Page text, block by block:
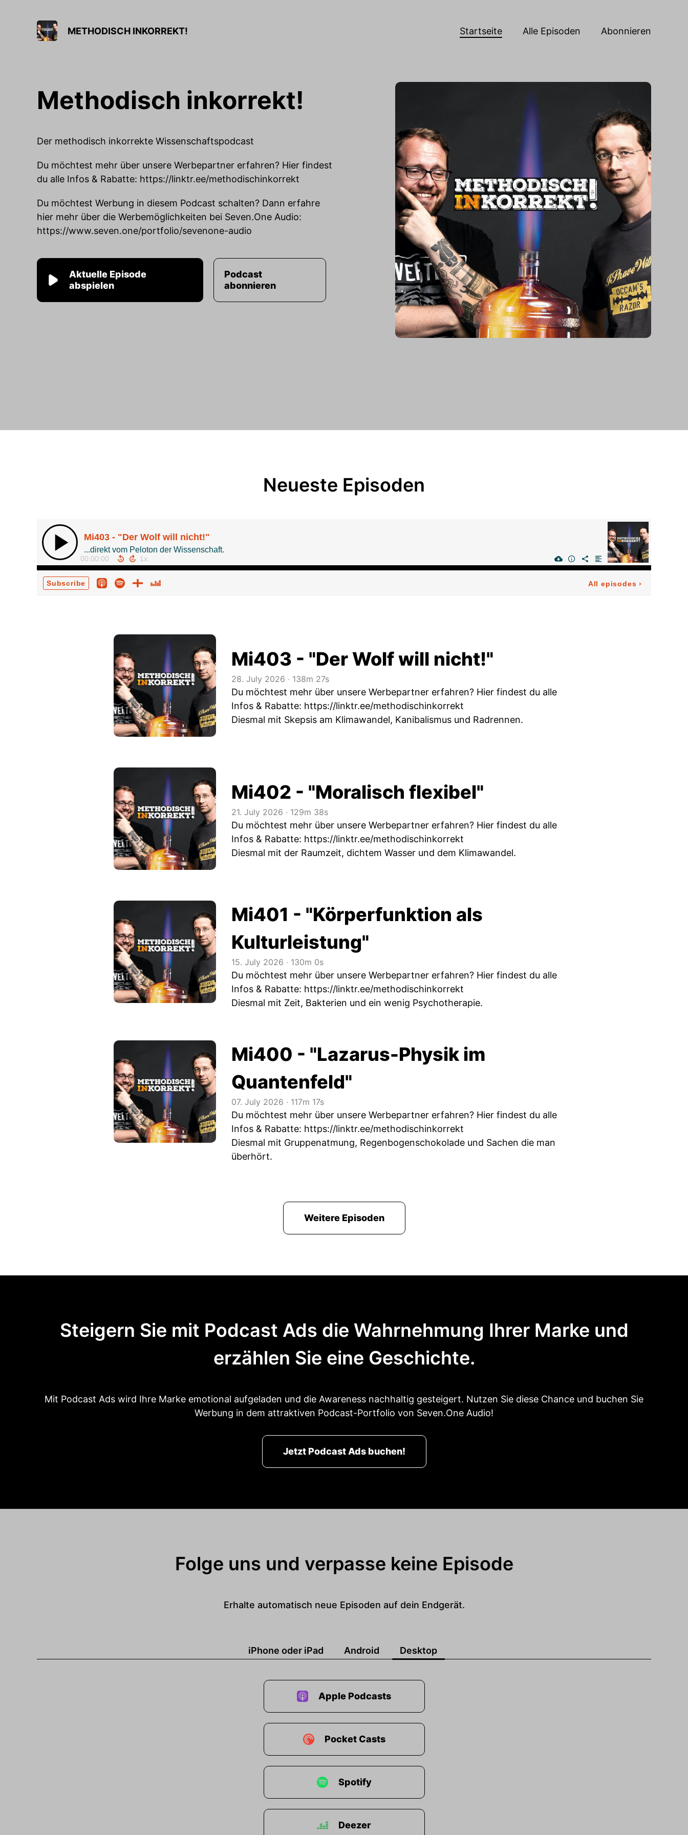
METHODISCH INKORREKT! Startseite Alle Episoden Abonnieren
Methodisch inkorrekt!
Der methodisch inkorrekte Wissenschaftspodcast
Du möchtest mehr über unsere Werbepartner erfahren? Hier findest
du alle Infos & Rabatte: https://linktr.ee/methodischinkorrekt
Du möchtest Werbung in diesem Podcast schalten? Dann erfahre
hier mehr über die Werbemöglichkeiten bei Seven.One Audio:
https://www.seven.one/portfolio/sevenone-audio
Aktuelle Episode
abspielen
Podcast
abonnieren
Neueste Episoden
Mi403 - "Der Wolf will nicht!"
...direkt vom Peloton der Wissenschaft.
00:00:00
Subscribe All episodes ›
Mi403 - "Der Wolf will nicht!"
28. July 2026 ‧ 138m 27s
Du möchtest mehr über unsere Werbepartner erfahren? Hier findest du alle
Infos & Rabatte: https://linktr.ee/methodischinkorrekt
Diesmal mit Skepsis am Klimawandel, Kanibalismus und Radrennen.
Mi402 - "Moralisch flexibel"
21. July 2026 ‧ 129m 38s
Du möchtest mehr über unsere Werbepartner erfahren? Hier findest du alle
Infos & Rabatte: https://linktr.ee/methodischinkorrekt
Diesmal mit der Raumzeit, dichtem Wasser und dem Klimawandel.
Mi401 - "Körperfunktion als
Kulturleistung"
15. July 2026 ‧ 130m 0s
Du möchtest mehr über unsere Werbepartner erfahren? Hier findest du alle
Infos & Rabatte: https://linktr.ee/methodischinkorrekt
Diesmal mit Zeit, Bakterien und ein wenig Psychotherapie.
Mi400 - "Lazarus-Physik im
Quantenfeld"
07. July 2026 ‧ 117m 17s
Du möchtest mehr über unsere Werbepartner erfahren? Hier findest du alle
Infos & Rabatte: https://linktr.ee/methodischinkorrekt
Diesmal mit Gruppenatmung, Regenbogenschokolade und Sachen die man
überhört.
Weitere Episoden
Steigern Sie mit Podcast Ads die Wahrnehmung Ihrer Marke und
erzählen Sie eine Geschichte.
Mit Podcast Ads wird Ihre Marke emotional aufgeladen und die Awareness nachhaltig gesteigert. Nutzen Sie diese Chance und buchen Sie
Werbung in dem attraktiven Podcast-Portfolio von Seven.One Audio!
Jetzt Podcast Ads buchen!
Folge uns und verpasse keine Episode
Erhalte automatisch neue Episoden auf dein Endgerät.
iPhone oder iPad Android Desktop
Apple Podcasts
Pocket Casts
Spotify
Deezer